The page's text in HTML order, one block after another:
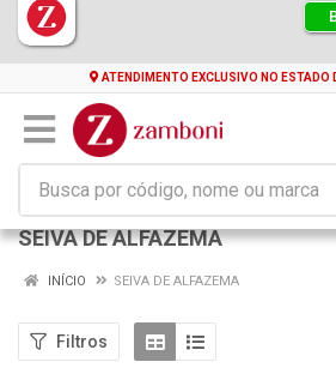
ATENDIMENTO EXCLUSIVO NO ESTADO
SEIVA DE ALFAZEMA
INÍCIO SEIVA DE ALFAZEMA
Filtros